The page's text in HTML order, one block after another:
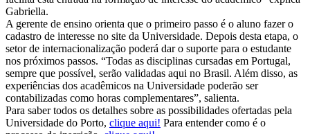
Gabriella.
A gerente de ensino orienta que o primeiro passo é o aluno fazer o
cadastro de interesse no site da Universidade. Depois desta etapa, o
setor de internacionalização poderá dar o suporte para o estudante
nos próximos passos. “Todas as disciplinas cursadas em Portugal,
sempre que possível, serão validadas aqui no Brasil. Além disso, as
experiências dos acadêmicos na Universidade poderão ser
contabilizadas como horas complementares”, salienta.
Para saber todos os detalhes sobre as possibilidades ofertadas pela
Universidade do Porto, clique aqui! Para entender como é o